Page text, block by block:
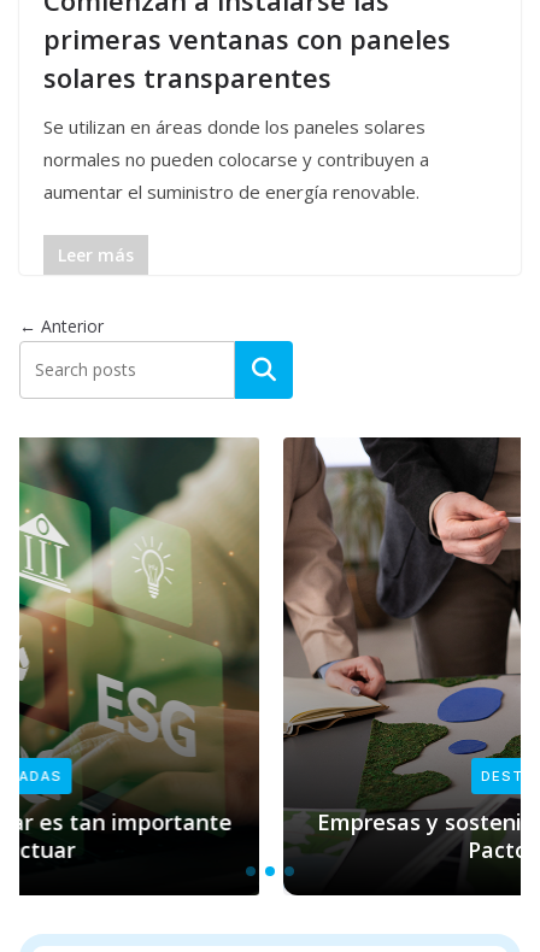
primeras ventanas con paneles
solares transparentes
Se utilizan en áreas donde los paneles solares
normales no pueden colocarse y contribuyen a
aumentar el suministro de energía renovable.
Leer más
← Anterior
Empresas y sostenibilidad: el rol clave de
Pacto Global